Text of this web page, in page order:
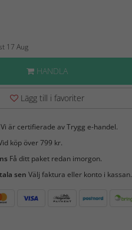
17 Aug
HANDLA
Lägg till i favoriter
är certifierade av Trygg e-handel.
köp över 799 kr.
Få ditt paket redan imorgon.
sen Välj faktura eller konto i kassan.